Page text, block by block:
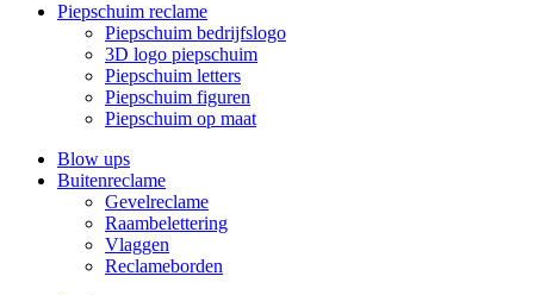
Piepschuim reclame
Piepschuim bedrijfslogo
3D logo piepschuim
Piepschuim letters
Piepschuim figuren
Piepschuim op maat
Blow ups
Buitenreclame
Gevelreclame
Raambelettering
Vlaggen
Reclameborden